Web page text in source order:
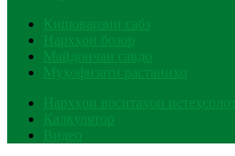
Кишоварзии сабз
Нархҳои бозор
Майдончаи савдо
Муҳофизати растаниҳо
Нархҳои воситаҳои истеҳсолот
Калкулятор
Видео